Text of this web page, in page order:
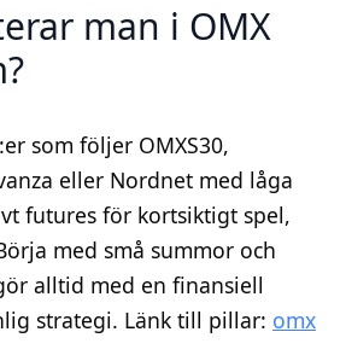
man i OMX
som följer OMXS30,
eller Nordnet med låga
futures för kortsiktigt spel,
med små summor och
alltid med en finansiell
strategi. Länk till pillar: omx